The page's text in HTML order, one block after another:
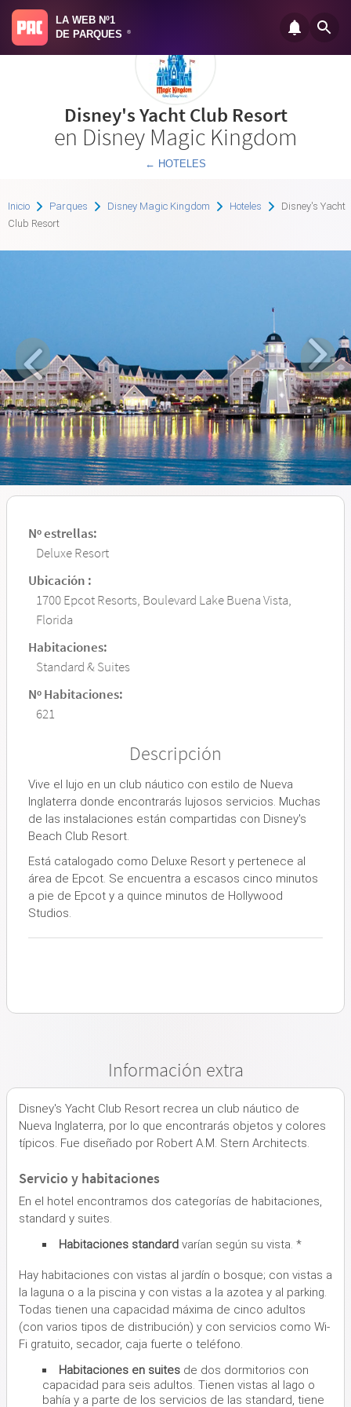
LA WEB Nº1
DE PARQUES
®
Disney's Yacht Club Resort
en Disney Magic Kingdom
← HOTELES
Inicio Parques Disney Magic Kingdom Hoteles
Disney's Yacht
Club Resort
Nº estrellas:
Deluxe Resort
Ubicación :
1700 Epcot Resorts, Boulevard Lake Buena Vista,
Florida
Habitaciones:
Standard & Suites
Nº Habitaciones:
621
Descripción
Vive el lujo en un club náutico con estilo de Nueva
Inglaterra donde encontrarás lujosos servicios. Muchas
de las instalaciones están compartidas con Disney's
Beach Club Resort.
Está catalogado como Deluxe Resort y pertenece al
área de Epcot. Se encuentra a escasos cinco minutos
a pie de Epcot y a quince minutos de Hollywood
Studios.
Información extra
Disney's Yacht Club Resort recrea un club náutico de
Nueva Inglaterra, por lo que encontrarás objetos y colores
típicos. Fue diseñado por Robert A.M. Stern Architects.
Servicio y habitaciones
En el hotel encontramos dos categorías de habitaciones,
standard y suites.
Habitaciones standard varían según su vista. *
Hay habitaciones con vistas al jardín o bosque; con vistas a
la laguna o a la piscina y con vistas a la azotea y al parking.
Todas tienen una capacidad máxima de cinco adultos
(con varios tipos de distribución) y con servicios como Wi-
Fi gratuito, secador, caja fuerte o teléfono.
Habitaciones en suites de dos dormitorios con
capacidad para seis adultos. Tienen vistas al lago o
bahía y a parte de los servicios de las standard, tiene